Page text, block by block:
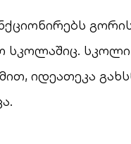
სკოლაშიც.
იდეათეკა